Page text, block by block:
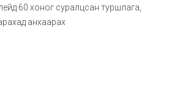
60 хоног суралцсан туршлага,
анхаарах